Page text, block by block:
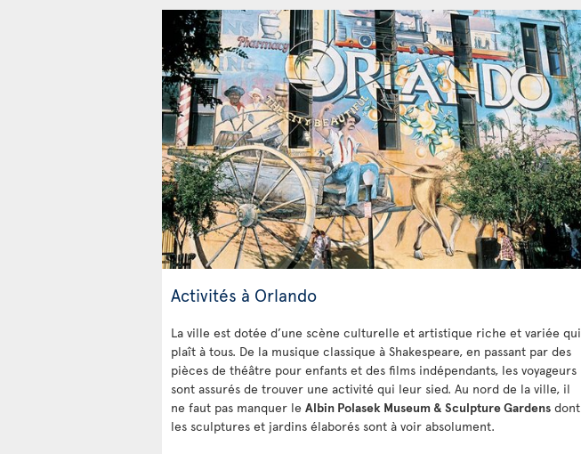
Activités à Orlando
La ville est dotée d’une scène culturelle et artistique riche et variée qui
plaît à tous. De la musique classique à Shakespeare, en passant par des
pièces de théâtre pour enfants et des films indépendants, les voyageurs
sont assurés de trouver une activité qui leur sied. Au nord de la ville, il
ne faut pas manquer le Albin Polasek Museum & Sculpture Gardens dont
les sculptures et jardins élaborés sont à voir absolument.